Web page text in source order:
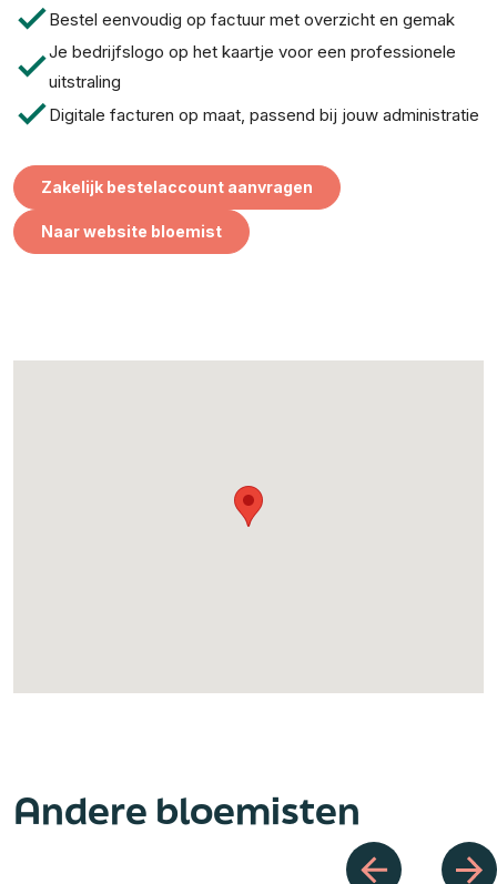
checkBestel eenvoudig op factuur met overzicht en gemak
checkJe bedrijfslogo op het kaartje voor een professionele
uitstraling
checkDigitale facturen op maat, passend bij jouw administratie
Zakelijk bestelaccount aanvragen
Naar website bloemist
Andere bloemisten